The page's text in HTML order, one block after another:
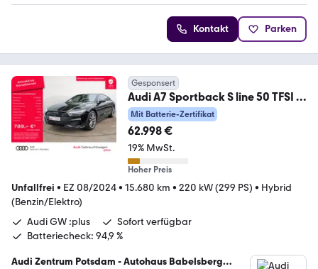
Kontakt Parken
Gesponsert
Audi A7 Sportback S line 50 TFSI e
quattro LASER 360°
Mit Batterie-Zertifikat
62.998 €
19% MwSt.
Hoher Preis
Unfallfrei • EZ 08/2024• 15.680 km • 220 kW (299 PS) • Hybrid
(Benzin/Elektro)
Audi GW :plus
Sofort verfügbar
Batteriecheck: 94,9 %
Audi Zentrum Potsdam - Autohaus Babelsberg